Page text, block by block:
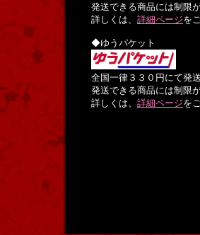
発送できる商品には制限が
詳しくは、 詳細ページを
◆ゆうパケット
全国一律３３０円にて発送
発送できる商品には制限が
詳しくは、 詳細ページを